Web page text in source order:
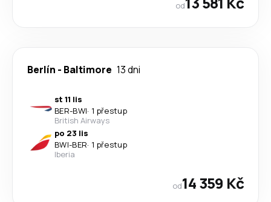
od
Berlín - Baltimore 13 dni
st 11 lis
BER-BWI· 1 přestup
British Airways
po 23 lis
BWI-BER· 1 přestup
Iberia
od14 359 Kč